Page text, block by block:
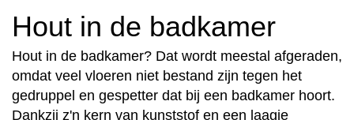
Hout in de badkamer
Hout in de badkamer? Dat wordt meestal afgeraden,
omdat veel vloeren niet bestand zijn tegen het
gedruppel en gespetter dat bij een badkamer hoort.
Dankzij z'n kern van kunststof en een laagje